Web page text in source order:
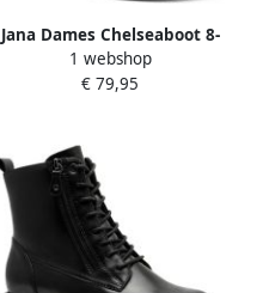
Jana Dames Chelseaboot 8-
25700-45 001 H-breedte
1 webshop
€ 79,95